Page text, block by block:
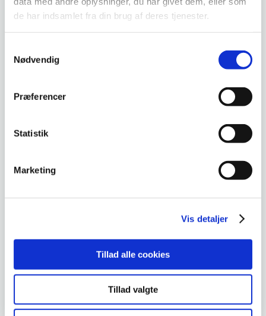
de har indsamlet fra din brug af deres tjenester.
Nødvendig
Præferencer
Statistik
Marketing
Vis detaljer
Tillad alle cookies
Tillad valgte
Uddannelsesnummer :47261
Deltageren kan observere forandringer i
til fysiske/psykiske symptomer på angst og
betydningen af egne holdninger i forhold til at
Gå tilbage til oversigten